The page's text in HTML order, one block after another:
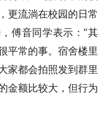
更流淌在校园的日常
傅音同学表示：“其
平常的事。宿舍楼里
家都会拍照发到群里
金额比较大，但行为